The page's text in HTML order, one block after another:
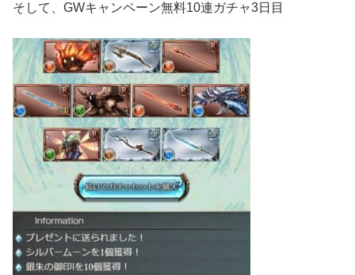
そして、GWキャンペーン無料10連ガチャ3日目